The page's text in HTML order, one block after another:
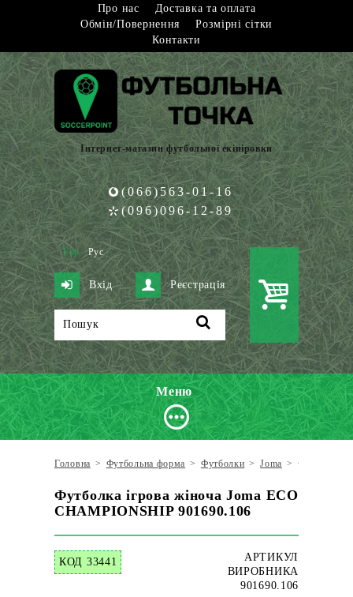
Про нас
Доставка та оплата
Обмін/Повернення
Розмірні сітки
Контакти
Інтернет-магазин футбольної екіпіровки
(066)563-01-16
(096)096-12-89
Укр Рус
Вхід Реєстрація
Меню
Головна > Футбольна форма > Футболки > Joma > Футболка
Футболка ігрова жіноча Joma ECO
CHAMPIONSHIP 901690.106
КОД 33441
АРТИКУЛ
ВИРОБНИКА
901690.106